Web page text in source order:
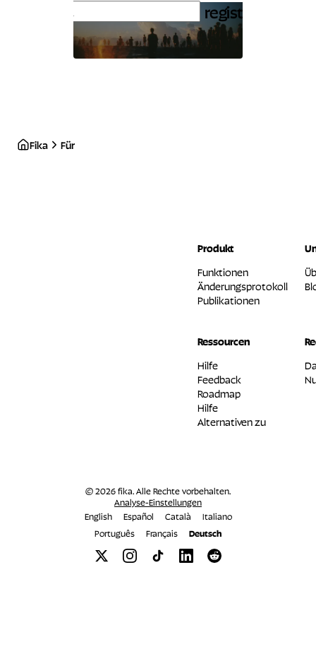
registrieren
Fika Für
Produkt
Funktionen
Änderungsprotokoll
Publikationen
Ressourcen
Hilfe
Feedback
Roadmap
Hilfe
Alternativen zu
© 2026 fika. Alle Rechte vorbehalten.
Analyse-Einstellungen
English
Español Català
Italiano
Português
Français Deutsch